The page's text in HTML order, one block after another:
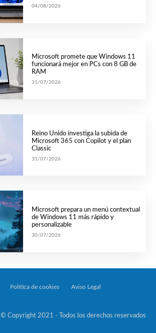
04/08/2026
Microsoft promete que Windows 11
funcionará mejor en PCs con 8 GB de
RAM
31/07/2026
Reino Unido investiga la subida de
Microsoft 365 con Copilot y el plan
Classic
31/07/2026
Microsoft prepara un menú contextual
de Windows 11 más rápido y
personalizable
30/07/2026
Política de cookies Aviso Legal
© Copyright 2021 - Todos los derechos reservados